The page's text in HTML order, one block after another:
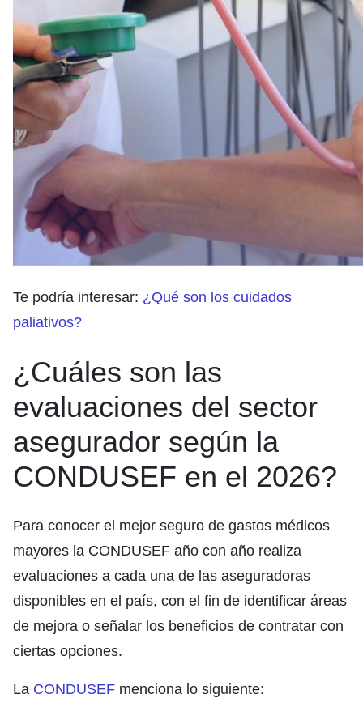
Te podría interesar: ¿Qué son los cuidados
paliativos?
¿Cuáles son las
evaluaciones del sector
asegurador según la
CONDUSEF en el 2026?
Para conocer el mejor seguro de gastos médicos
mayores la CONDUSEF año con año realiza
evaluaciones a cada una de las aseguradoras
disponibles en el país, con el fin de identificar áreas
de mejora o señalar los beneficios de contratar con
ciertas opciones.
La CONDUSEF menciona lo siguiente: